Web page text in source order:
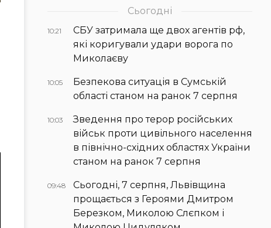
Сьогодні
10:21
СБУ затримала ще двох агентів рф,
які коригували удари ворога по
Миколаєву
10:05
Безпекова ситуація в Сумській
області станом на ранок 7 серпня
10:03
Зведення про терор російських
військ проти цивільного населення
в північно-східних областях України
станом на ранок 7 серпня
09:48
Сьогодні, 7 серпня, Львівщина
прощається з Героями Дмитром
Березком, Миколою Слєпком і